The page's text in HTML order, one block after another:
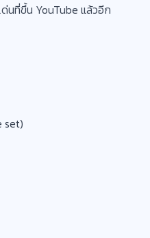
นที่ขึ้น YouTube แล้วอีก
set)